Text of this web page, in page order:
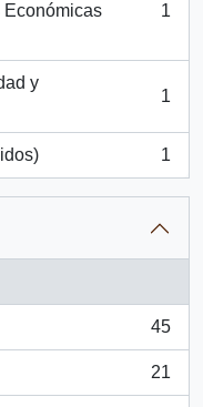
Económicas
1
y
1
1
45
21